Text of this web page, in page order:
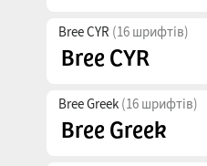
Bree CYR (16 шрифтів)
Bree Greek (16 шрифтів)